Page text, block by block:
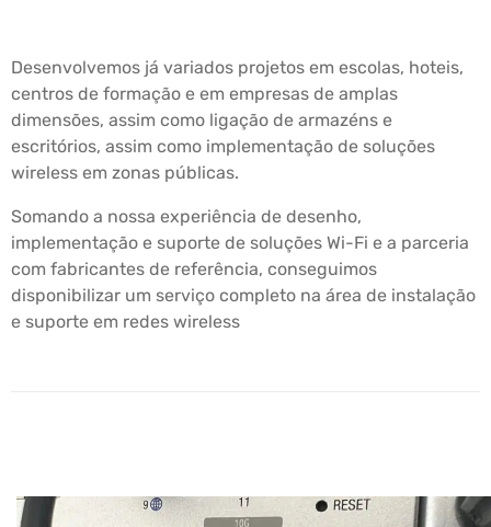
Desenvolvemos já variados projetos em escolas, hoteis,
centros de formação e em empresas de amplas
dimensões, assim como ligação de armazéns e
escritórios, assim como implementação de soluções
wireless em zonas públicas.
Somando a nossa experiência de desenho,
implementação e suporte de soluções Wi-Fi e a parceria
com fabricantes de referência, conseguimos
disponibilizar um serviço completo na área de instalação
e suporte em redes wireless